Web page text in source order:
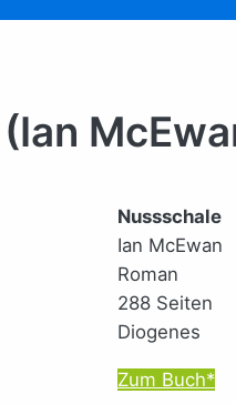
Nussschale
Ian McEwan
Roman
288 Seiten
Diogenes
Zum Buch*